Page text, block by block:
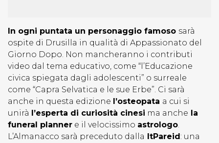
In ogni puntata un personaggio famoso sarà
ospite di Drusilla in qualità di Appassionato del
Giorno Dopo. Non mancheranno i contributi
video dal tema educativo, come “l’Educazione
civica spiegata dagli adolescenti” o surreale
come “Capra Selvatica e le sue Erbe”. Ci sarà
anche in questa edizione l’osteopata a cui si
unirà l’esperta di curiosità cinesi ma anche la
funeral planner e il velocissimo astrologo.
L’Almanacco sarà preceduto dalla ItPareid: una